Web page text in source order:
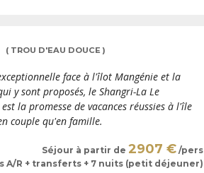
( TROU D'EAU DOUCE )
face à l'îlot Mangénie et la
y sont proposés, le Shangri-La Le
la promesse de vacances réussies à l'île
couple qu'en famille.
Séjour à partir de 2907 € /pers
A/R + transferts + 7 nuits (petit déjeuner)